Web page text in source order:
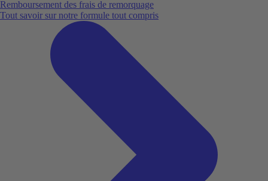
Remboursement des frais de remorquage
Tout savoir sur notre formule tout compris